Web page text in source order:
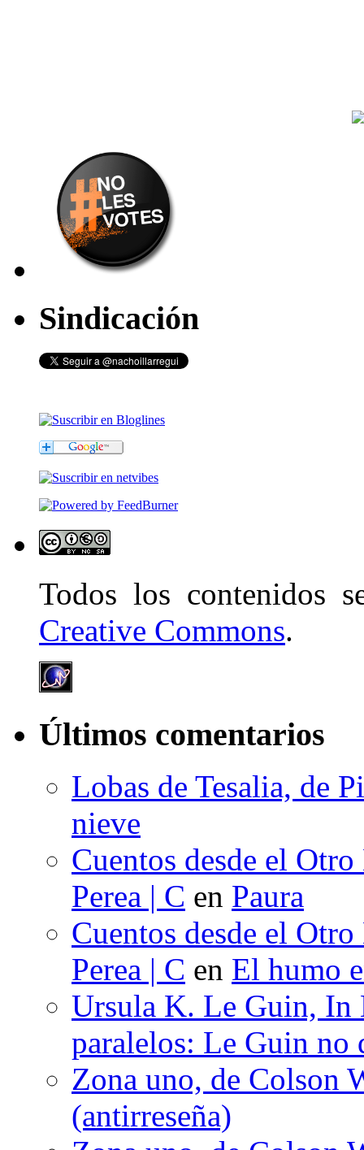
Sindicación
Todos los contenidos
Creative Commons.
Últimos comentarios
Lobas de Tesalia, de
nieve
Cuentos desde el
Perea | C en Paura
Cuentos desde el
Perea | C en El humo
Ursula K. Le Guin, In
paralelos: Le Guin no
Zona uno, de Colson
(antirreseña)